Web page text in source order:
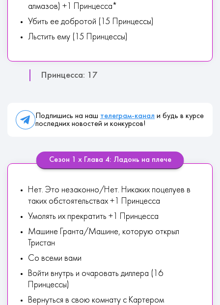
алмазов) +1 Принцесса*
Убить ее добротой (15 Принцессы)
Льстить ему (15 Принцессы)
Принцесса: 17
Подпишись на наш телеграм-канал и будь в курсе
последних новостей и конкурсов!
Сезон 1 х Глава 4: Ладонь на плече
Нет. Это незаконно/Нет. Никаких поцелуев в
таких обстоятельствах +1 Принцесса
Умолять их прекратить +1 Принцесса
Машине Гранта/Машине, которую открыл
Тристан
Со всеми вами
Войти внутрь и очаровать диллера (16
Принцессы)
Вернуться в свою комнату с Картером